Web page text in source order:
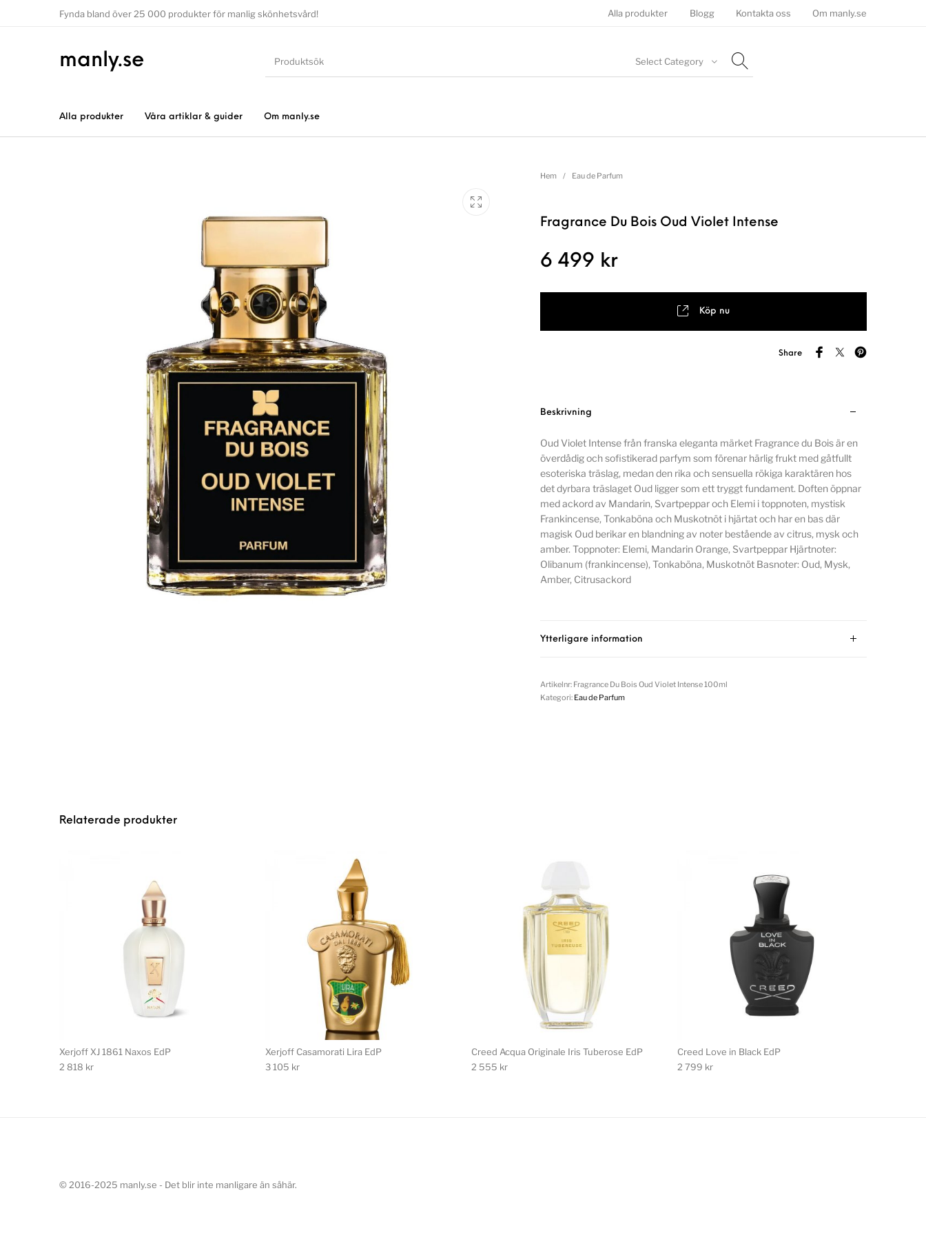
Fynda bland över 25 000 produkter för manlig skönhetsvård! Alla produkter Blogg Kontakta oss Om manly.se
manly.se Select Category
Alla produkter Våra artiklar & guider Om manly.se
Hem / Eau de Parfum
Fragrance Du Bois Oud Violet Intense
6 499 kr
Köp nu
Share
Beskrivning
Oud Violet Intense från franska eleganta märket Fragrance du Bois är en
överdådig och sofistikerad parfym som förenar härlig frukt med gåtfullt
esoteriska träslag, medan den rika och sensuella rökiga karaktären hos
det dyrbara träslaget Oud ligger som ett tryggt fundament. Doften öppnar
med ackord av Mandarin, Svartpeppar och Elemi i toppnoten, mystisk
Frankincense, Tonkaböna och Muskotnöt i hjärtat och har en bas där
magisk Oud berikar en blandning av noter bestående av citrus, mysk och
amber. Toppnoter: Elemi, Mandarin Orange, Svartpeppar Hjärtnoter:
Olibanum (frankincense), Tonkaböna, Muskotnöt Basnoter: Oud, Mysk,
Amber, Citrusackord
Ytterligare information
Artikelnr: Fragrance Du Bois Oud Violet Intense 100ml
Kategori: Eau de Parfum
Relaterade produkter
Xerjoff XJ 1861 Naxos EdP
2 818 kr
Xerjoff Casamorati Lira EdP
3 105 kr
Creed Acqua Originale Iris Tuberose EdP
2 555 kr
Creed Love in Black EdP
2 799 kr
© 2016-2025 manly.se - Det blir inte manligare än såhär.